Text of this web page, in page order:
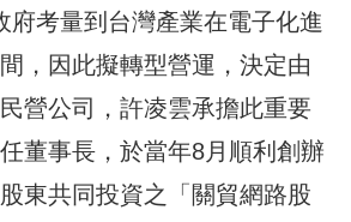
府考量到台灣產業在電子化進
，因此擬轉型營運，決定由
營公司，許凌雲承擔此重要
董事長，於當年8月順利創辦
東共同投資之「關貿網路股